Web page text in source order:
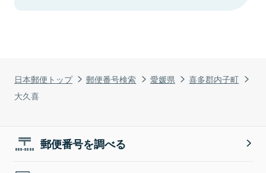
日本郵便トップ 郵便番号検索 愛媛県
喜多郡内子町
大久喜
郵便番号を調べる